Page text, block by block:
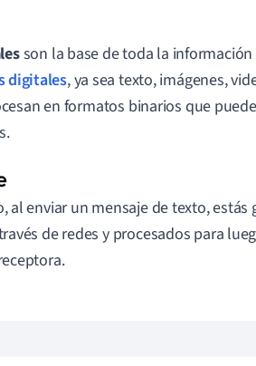
son la base de toda la
digitales, ya sea texto, imágenes,
en formatos binarios que
al enviar un mensaje de texto, estás
de redes y procesados para